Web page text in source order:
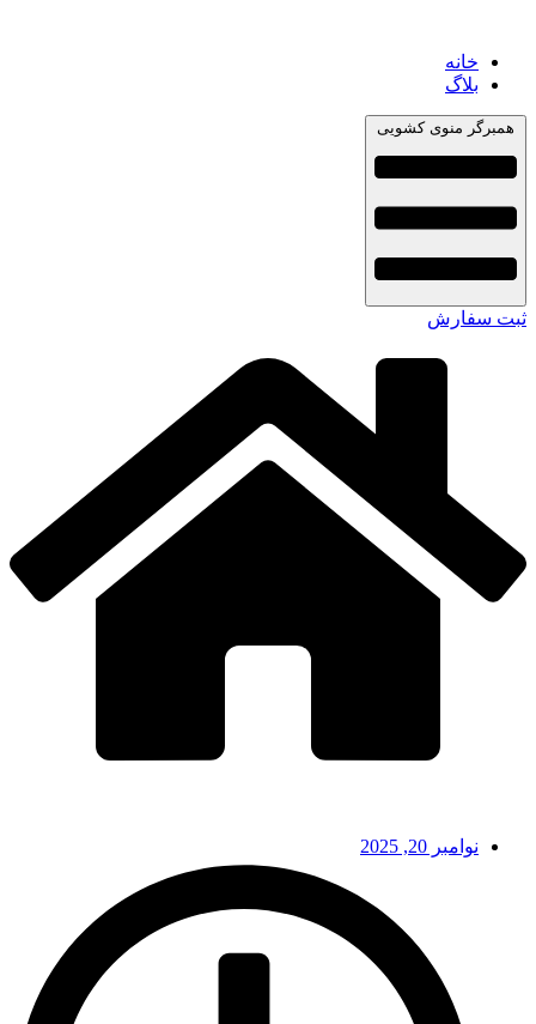
خانه
بلاگ
همبرگر منوی کشویی
ثبت سفارش
نوامبر 20, 2025